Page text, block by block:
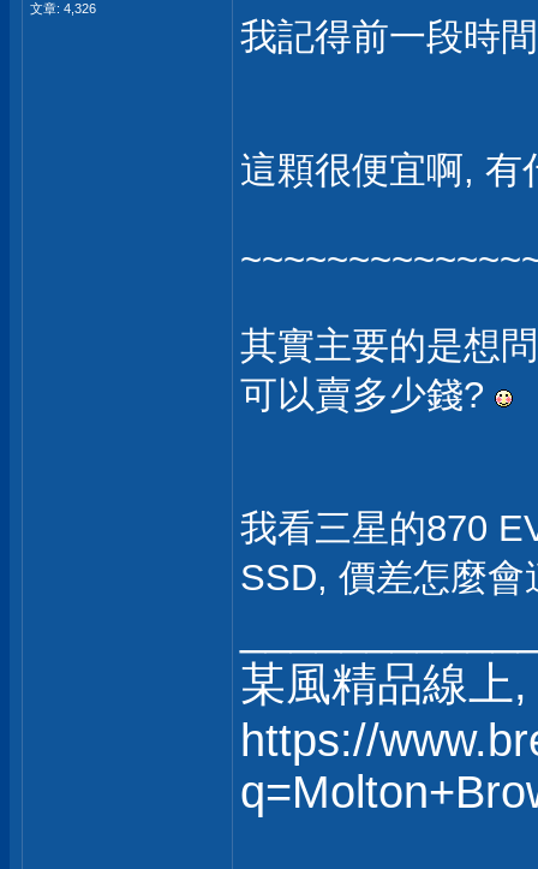
文章: 4,326
我記得前一段時
這顆很便宜啊, 有
其實主要的是想
可以賣多少錢?
我看三星的870
SSD, 價差怎麼
某風精品線上
https://